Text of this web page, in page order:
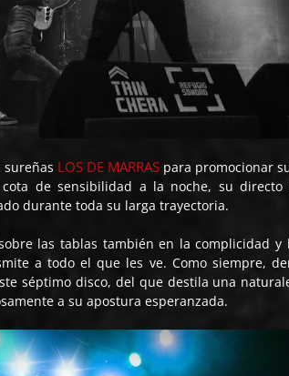
sureñas LOS DE MARRAS para promocionar
de sensibilidad a la noche, su directo
durante toda su larga trayectoria.
las tablas también en la complicidad
a todo el que les ve. Como siempre,
séptimo disco, del que destila una
a su apostura esperanzada.